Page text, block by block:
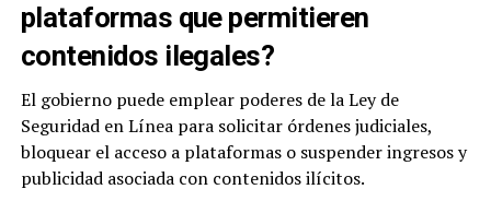
plataformas que permitieren
contenidos ilegales?
El gobierno puede emplear poderes de la Ley de
Seguridad en Línea para solicitar órdenes judiciales,
bloquear el acceso a plataformas o suspender ingresos y
publicidad asociada con contenidos ilícitos.